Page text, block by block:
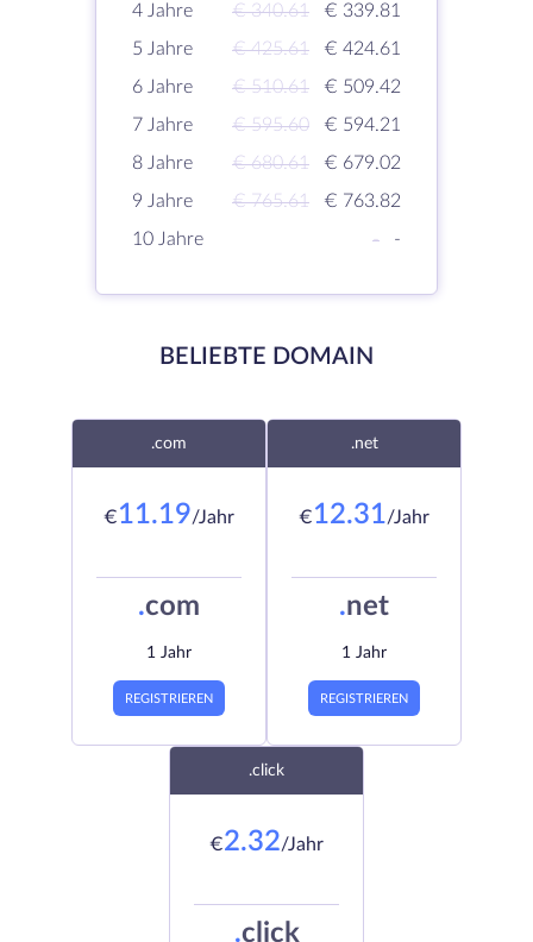
4 Jahre
€ 340.61
€ 339.81
5 Jahre
€ 425.61
€ 424.61
6 Jahre
€ 510.61
€ 509.42
7 Jahre
€ 595.60
€ 594.21
8 Jahre
€ 680.61
€ 679.02
9 Jahre
€ 765.61
€ 763.82
10 Jahre
- -
BELIEBTE DOMAIN
.com
€11.19/Jahr
.com
1 Jahr
REGISTRIEREN
.net
€12.31/Jahr
.net
1 Jahr
REGISTRIEREN
.click
€2.32/Jahr
.click